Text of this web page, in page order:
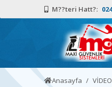
M??teri Hatt?:
Anasayfa